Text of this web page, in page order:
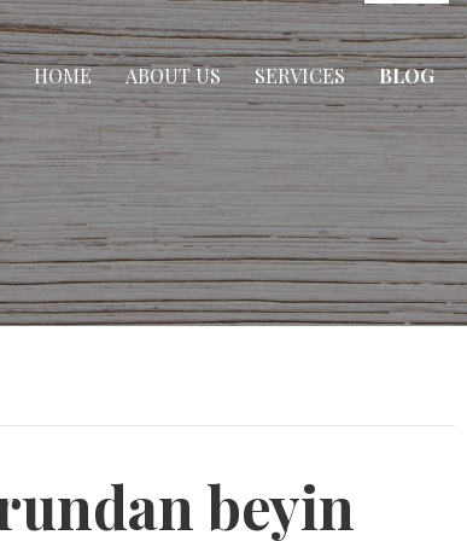
HOME ABOUT US SERVICES BLOG
beyin